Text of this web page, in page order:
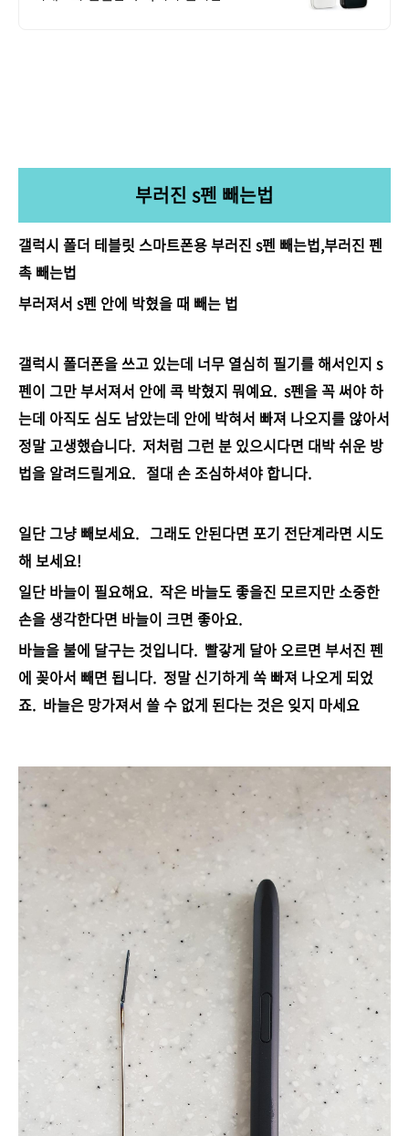
부러진 s펜 빼는법
갤럭시 폴더 테블릿 스마트폰용 부러진 s펜 빼는법,부러진 펜
촉 빼는법
부러져서 s펜 안에 박혔을 때 빼는 법
갤럭시 폴더폰을 쓰고 있는데 너무 열심히 필기를 해서인지 s
펜이 그만 부서져서 안에 콕 박혔지 뭐예요. s펜을 꼭 써야 하
는데 아직도 심도 남았는데 안에 박혀서 빠져 나오지를 않아서
정말 고생했습니다. 저처럼 그런 분 있으시다면 대박 쉬운 방
법을 알려드릴게요. 절대 손 조심하셔야 합니다.
일단 그냥 빼보세요. 그래도 안된다면 포기 전단계라면 시도
해 보세요!
일단 바늘이 필요해요. 작은 바늘도 좋을진 모르지만 소중한
손을 생각한다면 바늘이 크면 좋아요.
바늘을 불에 달구는 것입니다. 빨갛게 달아 오르면 부서진 펜
에 꽂아서 빼면 됩니다. 정말 신기하게 쏙 빠져 나오게 되었
죠. 바늘은 망가져서 쓸 수 없게 된다는 것은 잊지 마세요